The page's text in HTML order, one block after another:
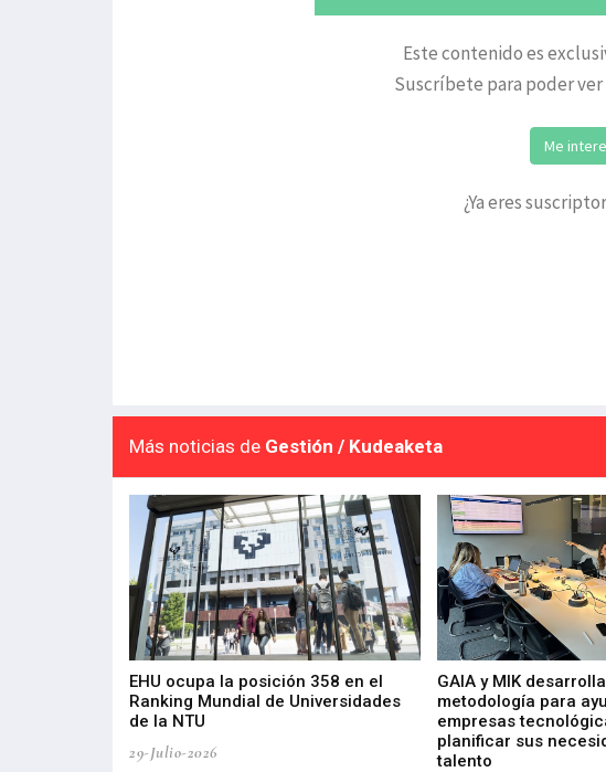
Este contenido es
Suscríbete para poder
Me
¿Ya eres
Más noticias de Gestión / Kudeaketa
EHU ocupa la posición 358 en el
Ranking Mundial de Universidades
de la NTU
29-Julio-2026
GAIA y MIK
metodología para
empresas
planificar sus
talento